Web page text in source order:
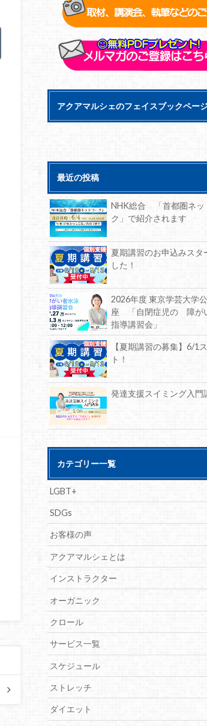
アクアマルシェのフェイスブックペー
最近の投稿
NHK総合 「首都圏ネッ
ク」で紹介されます
夏期講習のお申込みスタ
した！
2026年度 東京学芸大学
座 「自閉症児の 障が
指導講習会」
【夏期講習の募集】6/1
ト！
発達支援スイミング入門
カテゴリー一覧
LGBT+
SDGs
お客様の声
アクアマルシェとは
インストラクター
オーガニック
クロール
サービス一覧
スケジュール
ストレッチ
ダイエット